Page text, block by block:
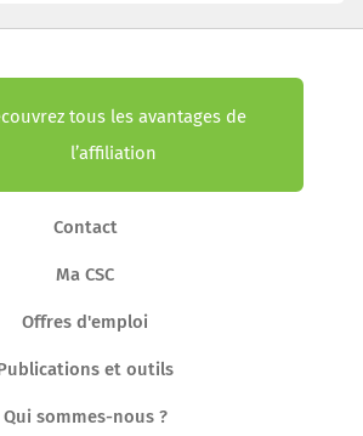
tous les avantages de
l’affiliation
Contact
Ma CSC
Offres d'emploi
et outils
Qui sommes-nous ?